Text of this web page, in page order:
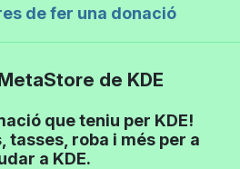
de fer una donació
de KDE
que teniu per KDE!
tasses, roba i més per a
a KDE.